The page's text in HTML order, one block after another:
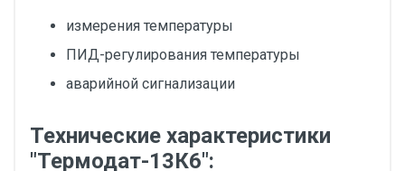
измерения температуры
ПИД-регулирования температуры
аварийной сигнализации
Технические характеристики
"Термодат-13К6":